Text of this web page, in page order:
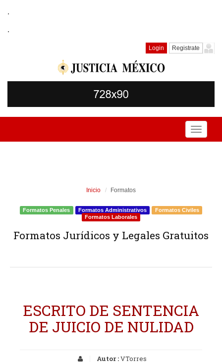
.
.
Login Registrate
Toggle
Inicio Formatos
Formatos Penales Formatos Administrativos
Formatos Civiles
Formatos Laborales
Formatos Jurídicos y Legales Gratuitos
ESCRITO DE SENTENCIA
DE JUICIO DE NULIDAD
Autor :VTorres